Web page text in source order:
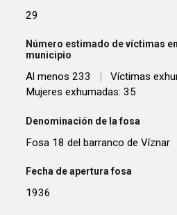
29
Número estimado de víctimas
municipio
Al menos 233 | Víctimas
Mujeres exhumadas: 35
Denominación de la fosa
Fosa 18 del barranco de Víznar
Fecha de apertura fosa
1936